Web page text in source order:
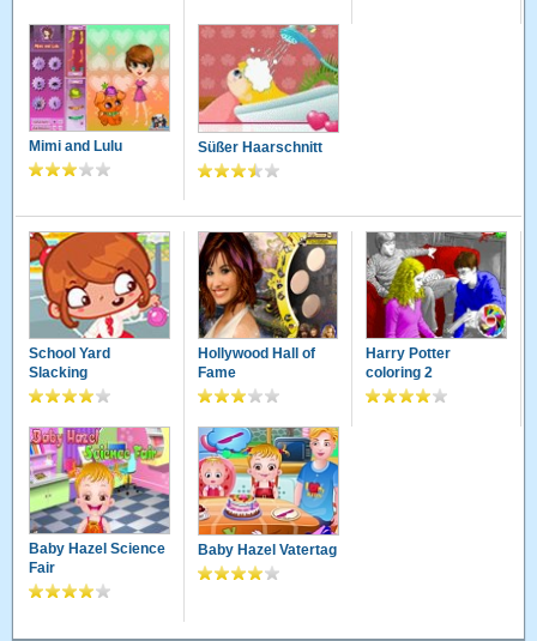
Mimi and Lulu Süßer Haarschnitt
School Yard
Slacking
Hollywood Hall of
Fame
Harry Potter
coloring 2
Baby Hazel Science
Fair
Baby Hazel Vatertag